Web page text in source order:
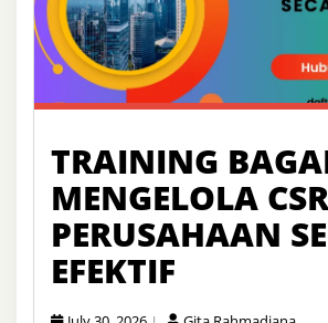
TRAINING
MENGELOLA CSR
PERUSAHAAN
EFEKTIF